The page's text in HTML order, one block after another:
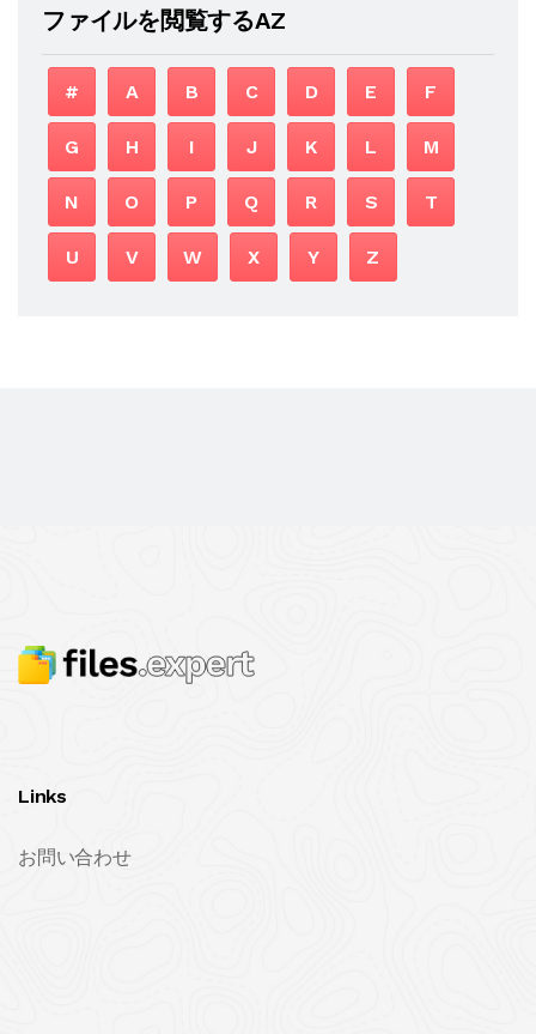
ファイルを閲覧するAZ
# A B C D E F
G H I J K L M
N O P Q R S T
U V W X Y Z
Links
お問い合わせ